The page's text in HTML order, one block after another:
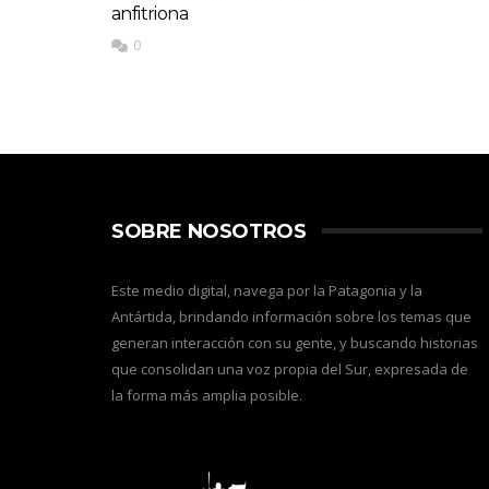
anfitriona
0
SOBRE NOSOTROS
Este medio digital, navega por la Patagonia y la
Antártida, brindando información sobre los temas que
generan interacción con su gente, y buscando historias
que consolidan una voz propia del Sur, expresada de
la forma más amplia posible.